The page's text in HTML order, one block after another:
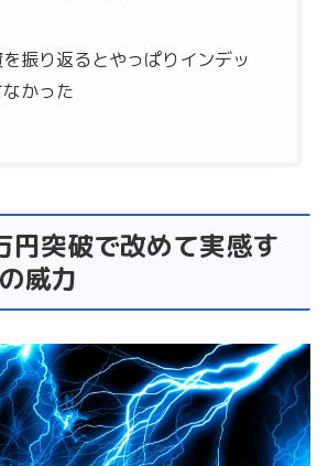
振り返るとやっぱりインデッ
かった
円突破で改めて実感す
威力